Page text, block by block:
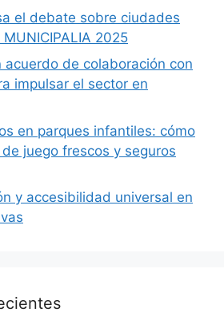
el debate sobre ciudades
2025
de colaboración con
impulsar el sector en
en parques infantiles: cómo
juego frescos y seguros
y accesibilidad universal en